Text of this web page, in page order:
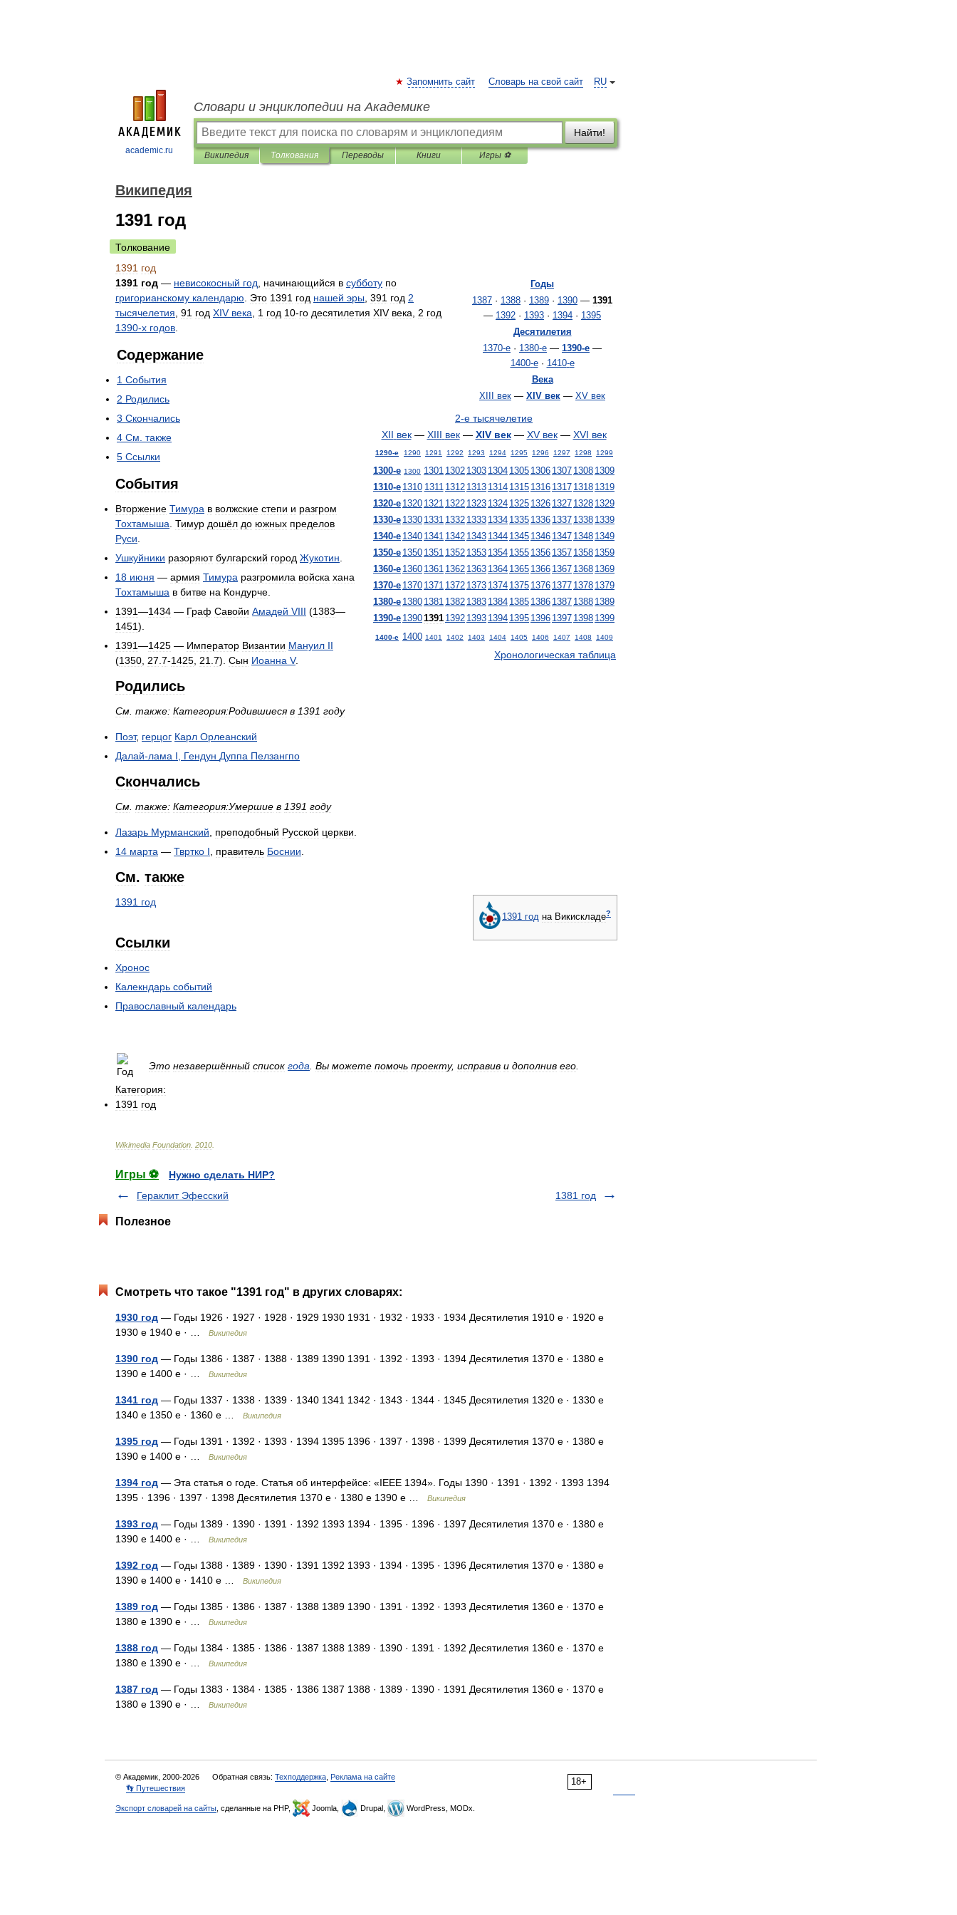
academic.ru
RU
Запомнить сайт Словарь на свой сайт
Словари и энциклопедии на Академике
Найти!
Википедия Толкования Переводы Книги Игры ⚽
Википедия
1391 год
Толкование
1391 год
Годы
1387 · 1388 · 1389 · 1390 — 1391
— 1392 · 1393 · 1394 · 1395
Десятилетия
1370-е · 1380-е — 1390-е —
1400-е· 1410-е
Века
XIII
век — XIV век — XV век
2-е тысячелетие
XII век— XIII век— XIV век— XV век— XVI век
1290-е 1290 1291 1292 1293 1294 1295 1296 1297 1298 1299
1300-е 1300 1301 1302 1303 1304 1305 1306 1307 1308 1309
1310-е 1310 1311 1312 1313 1314 1315 1316 1317 1318 1319
1320-е 1320 1321 1322 1323 1324 1325 1326 1327 1328 1329
1330-е 1330 1331 1332 1333 1334 1335 1336 1337 1338 1339
1340-е 1340 1341 1342 1343 1344 1345 1346 1347 1348 1349
1350-е 1350 1351 1352 1353 1354 1355 1356 1357 1358 1359
1360-е 1360 1361 1362 1363 1364 1365 1366 1367 1368 1369
1370-е 1370 1371 1372 1373 1374 1375 1376 1377 1378 1379
1380-е 1380 1381 1382 1383 1384 1385 1386 1387 1388 1389
1390-е 13901391 1392 1393 1394 1395 1396 1397 1398 1399
1400-е 1400 1401 1402 1403 1404 1405 1406 1407 1408 1409
Хронологическая таблица
1391 год — невисокосный год начинающийся в субботу по
григорианскому календарю Это 1391 год нашей эры 391 год 2
тысячелетия 91 год XIV века 1 год 10-го десятилетия XIV века 2 год
1390-х годов
Содержание
1 События
2 Родились
3 Скончались
4 См также
5 Ссылки
События
Вторжение Тимура в волжские степи и разгром
Тохтамыша Тимур дошёл до южных пределов
Руси
Ушкуйники разоряют булгарский город Жукотин
18 июня — армия Тимура разгромила войска хана
Тохтамыша в битве на Кондурче
1391—1434 — Граф Савойи Амадей VIII (1383—
1451).
1391—1425 — Император Византии Мануил II
(1350 27 7-1425 21 7). Сын Иоанна V.
Родились
См также: Категория:Родившиеся в 1391 году
Поэт, герцог Карл Орлеанский
Далай-лама I Гендун Дуппа Пелзангпо
Скончались
См также: Категория:Умершие в 1391 году
Лазарь Мурманский преподобный Русской церкви
14 марта — Твртко I правитель Боснии
См. также
1391 год на Викискладе?
1391 год
Ссылки
Хронос
Калекндарь событий
Православный календарь
Это незавершённый список года Вы можете помочь проекту, исправив и дополнив его
Категория:
1391 год
Wikimedia Foundation 2010
Игры ⚽
Нужно сделать НИР?
Гераклит Эфесский
1381 год
Полезное
Смотреть что такое "1391 год" в других словарях:
1930 год — Годы 1926 · 1927 · 1928 · 1929 1930 1931 · 1932 · 1933 · 1934 Десятилетия 1910 е · 1920 е
1930 е 1940 е · …
Википедия
1390 год — Годы 1386 · 1387 · 1388 · 1389 1390 1391 · 1392 · 1393 · 1394 Десятилетия 1370 е · 1380 е
1390 е 1400 е · …
Википедия
1341 год — Годы 1337 · 1338 · 1339 · 1340 1341 1342 · 1343 · 1344 · 1345 Десятилетия 1320 е · 1330 е
1340 е 1350 е · 1360 е …
Википедия
1395 год — Годы 1391 · 1392 · 1393 · 1394 1395 1396 · 1397 · 1398 · 1399 Десятилетия 1370 е · 1380 е
1390 е 1400 е · …
Википедия
1394 год — Эта статья о годе. Статья об интерфейсе: «IEEE 1394». Годы 1390 · 1391 · 1392 · 1393 1394
1395 · 1396 · 1397 · 1398 Десятилетия 1370 е · 1380 е 1390 е …
Википедия
1393 год — Годы 1389 · 1390 · 1391 · 1392 1393 1394 · 1395 · 1396 · 1397 Десятилетия 1370 е · 1380 е
1390 е 1400 е · …
Википедия
1392 год — Годы 1388 · 1389 · 1390 · 1391 1392 1393 · 1394 · 1395 · 1396 Десятилетия 1370 е · 1380 е
1390 е 1400 е · 1410 е …
Википедия
1389 год — Годы 1385 · 1386 · 1387 · 1388 1389 1390 · 1391 · 1392 · 1393 Десятилетия 1360 е · 1370 е
1380 е 1390 е · …
Википедия
1388 год — Годы 1384 · 1385 · 1386 · 1387 1388 1389 · 1390 · 1391 · 1392 Десятилетия 1360 е · 1370 е
1380 е 1390 е · …
Википедия
1387 год — Годы 1383 · 1384 · 1385 · 1386 1387 1388 · 1389 · 1390 · 1391 Десятилетия 1360 е · 1370 е
1380 е 1390 е · …
Википедия
18+
© Академик, 2000-2026 Обратная связь: Техподдержка Реклама на сайте
👣 Путешествия
Экспорт словарей на сайты , сделанные на PHP, Joomla, Drupal, WordPress, MODx.